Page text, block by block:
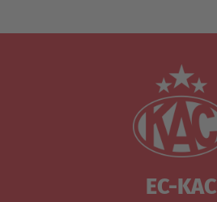
EC-KAC